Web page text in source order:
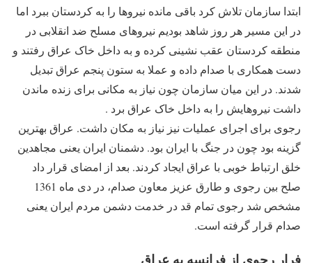
ابتدا سازمان تلاش کرد باقی مانده نیروها را به کردستان ببرد اما
در این مسیر هر روز شاهد بودیم نیروهای مسلح ضد انقلابی در
منطقه کردستان عقب نشینی کرده و به داخل خاک عراق رفتند و
دست همکاری با صدام داده و عملا به ستون پنجم عراق تبدیل
شدند. در این میان سازمان چون نیاز به مکانی برای زنده ماندن
داشت نیروهایش را به داخل خاک عراق برد .
رجوی برای اجرای عملیات نیز نیاز به مکان داشت. عراق بهترین
گزینه بود چون در جنگ با ایران بود. دشمنان ایران یعنی مجاهدین
خلق ارتباط خوبی با عراق ایجاد کردند. بعد از امضای قرار داد
صلح بین رجوی و طارق عزیز معاون صدام، در دی ماه 1361
مشخص شد رجوی تمام قد در خدمت دشمن مردم ایران یعنی
صدام قرار گرفته است.
فرار رجوی از فرانسه به عراق